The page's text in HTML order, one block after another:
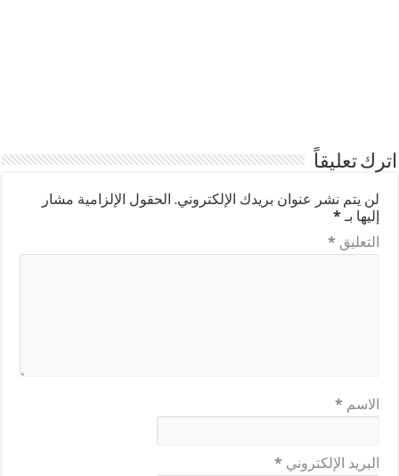
اترك تعليقاً
لن يتم نشر عنوان بريدك الإلكتروني. الحقول الإلزامية مشار
إليها بـ *
التعليق *
الاسم *
البريد الإلكتروني *